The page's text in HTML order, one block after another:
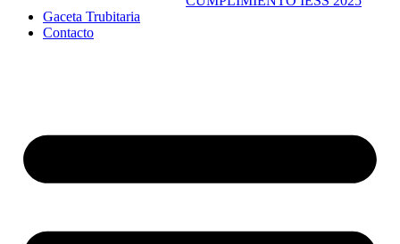
Gaceta Trubitaria
Contacto